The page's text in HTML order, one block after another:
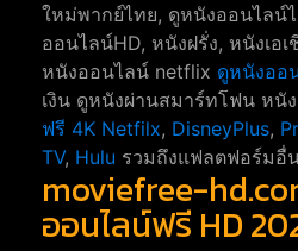
ใหม่พากย์ไทย, ดูหนังออนไลน์
ออนไลน์HD, หนังฝรั่ง, หนังเอ
หนังออนไลน์ netflix ดูหนังออ
เงิน ดูหนังผ่านสมาร์ทโฟน หนัง
ฟรี 4K Netfilx, DisneyPlus,
TV, Hulu รวมถึงแฟลตฟอร์มอื่
moviefree-
ออนไลน์ฟรี HD